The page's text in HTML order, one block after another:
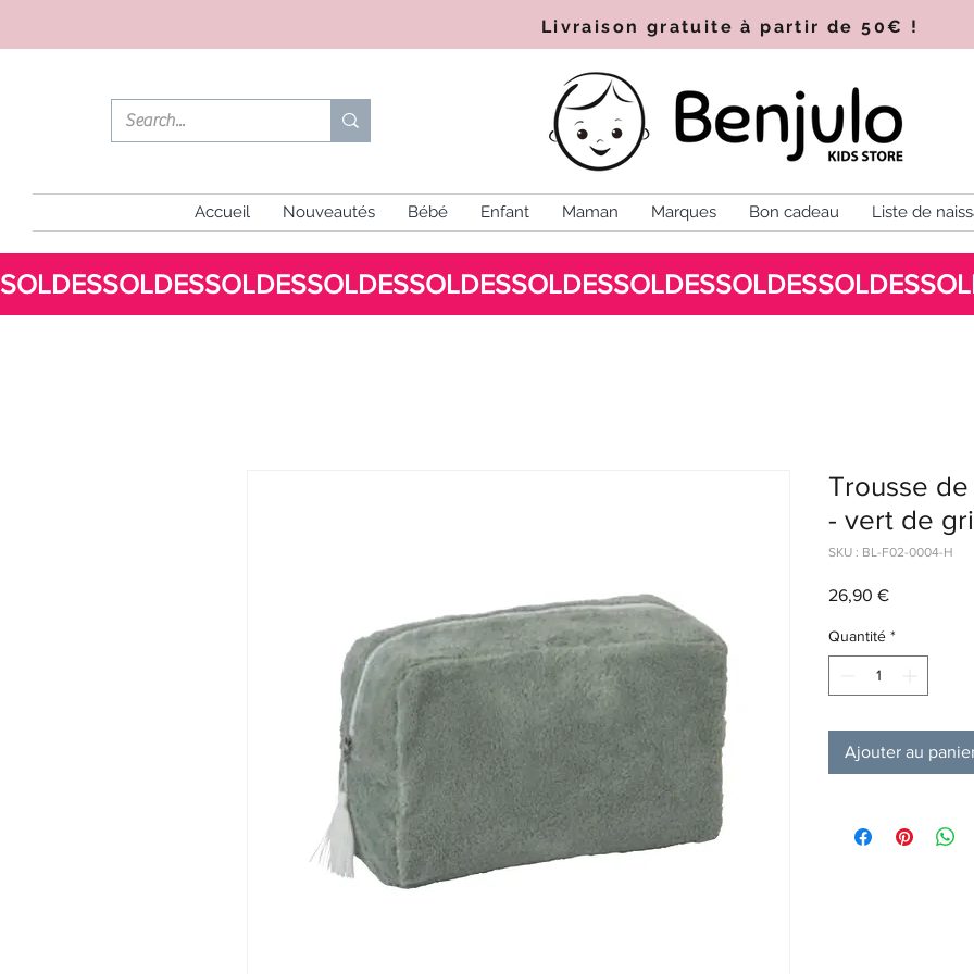
Livraison gratuite à partir de 50€ !
Accueil Nouveautés Bébé Enfant Maman Marques Bon cadeau Liste de
Trousse
- vert de
SKU : BL-F02-0004-H
26,90 €Prix
Quantité *
Ajouter au